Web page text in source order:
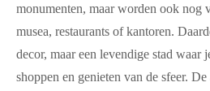
monumenten, maar worden ook nog
musea, restaurants of kantoren.
decor, maar een levendige stad waar
shoppen en genieten van de sfeer.